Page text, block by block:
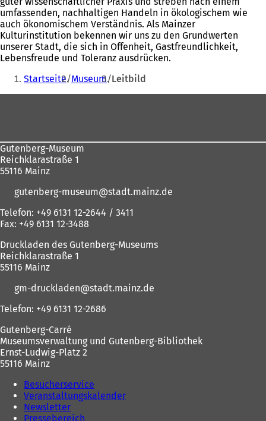
umfassenden, nachhaltigen Handeln in ökologischem wie
auch ökonomischem Verständnis. Als Mainzer
Kulturinstitution bekennen wir uns zu den Grundwerten
unserer Stadt, die sich in Offenheit, Gastfreundlichkeit,
Lebensfreude und Toleranz ausdrücken.
Sie
befinden
Startseite Museum Leitbild
Gutenberg-Museum
Reichklarastraße 1
55116 Mainz
gutenberg-museum
stadt.mainz de
Telefon: +49 6131 12-2644 / 3411
Fax: +49 6131 12-3488
Druckladen des Gutenberg-Museums
Reichklarastraße 1
55116 Mainz
gm-druckladen
stadt.mainz de
Telefon: +49 6131 12-2686
Gutenberg-Carré
Museumsverwaltung und Gutenberg-Bibliothek
Ernst-Ludwig-Platz 2
55116 Mainz
Besucherservice
Veranstaltungskalender
Newsletter
Pressebereich